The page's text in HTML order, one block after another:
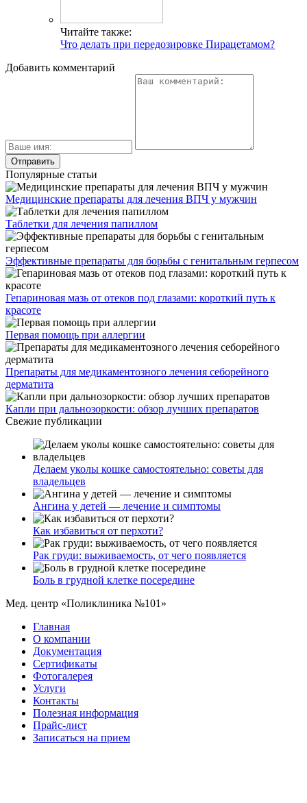
Читайте также:
Что делать при передозировке Пирацетамом?
Добавить комментарий
Популярные статьи
Медицинские препараты для лечения ВПЧ у мужчин
Таблетки для лечения папиллом
Эффективные препараты для борьбы с генитальным герпесом
Гепариновая мазь от отеков под глазами: короткий путь к
красоте
Первая помощь при аллергии
Препараты для медикаментозного лечения себорейного
дерматита
Капли при дальнозоркости: обзор лучших препаратов
Свежие публикации
Делаем уколы кошке самостоятельно: советы для
владельцев
Ангина у детей — лечение и симптомы
Как избавиться от перхоти?
Рак груди: выживаемость, от чего появляется
Боль в грудной клетке посередине
Мед. центр «Поликлиника №101»
Главная
О компании
Документация
Сертификаты
Фотогалерея
Услуги
Контакты
Полезная информация
Прайс-лист
Записаться на прием